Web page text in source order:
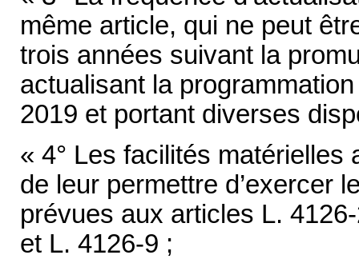
même article, qui ne peut
trois années suivant la
actualisant la
2019 et portant diverses
« 4° Les facilités
de leur permettre d’exercer
prévues aux articles L.
et L. 4126-9 ;